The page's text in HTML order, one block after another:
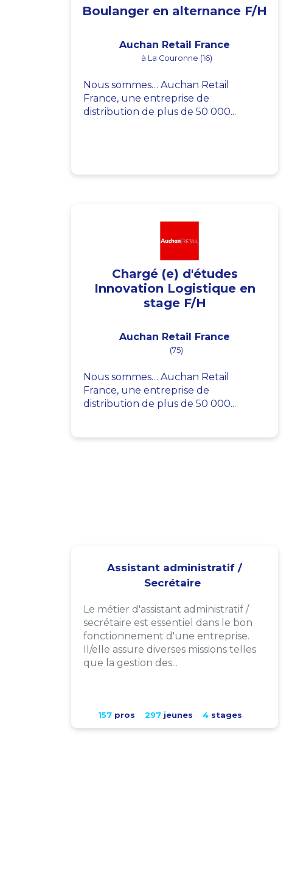
Boulanger en alternance F/H
Auchan Retail France
à La Couronne (16)
Nous sommes… Auchan Retail
France, une entreprise de
distribution de plus de 50 000...
Chargé (e) d'études
Innovation Logistique en
stage F/H
Auchan Retail France
(75)
Nous sommes… Auchan Retail
France, une entreprise de
distribution de plus de 50 000...
Assistant administratif /
Secrétaire
Le métier d'assistant administratif /
secrétaire est essentiel dans le bon
fonctionnement d'une entreprise.
Il/elle assure diverses missions telles
que la gestion des...
157pros 297jeunes 4stages